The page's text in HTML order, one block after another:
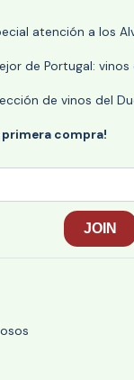
atención a los
de Portugal:
de vinos del
primera compra!